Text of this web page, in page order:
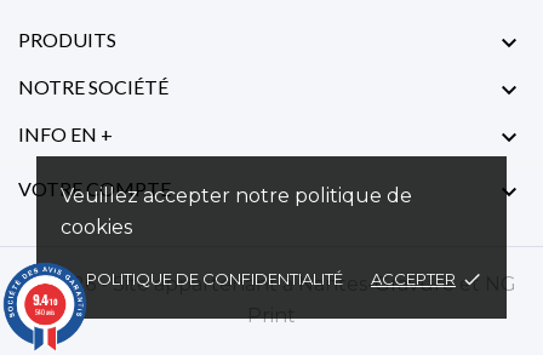
Veuillez accepter notre politique de
cookies
POLITIQUE DE CONFIDENTIALITÉ ACCEPTER done
PRODUITS 
NOTRE SOCIÉTÉ 
INFO EN + 
VOTRE COMPTE 
© 2026 - Site appartenant à Nantes-Gravure et
NG
Print
9.4/10
540 avis